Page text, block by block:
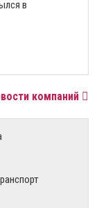
в
компаний